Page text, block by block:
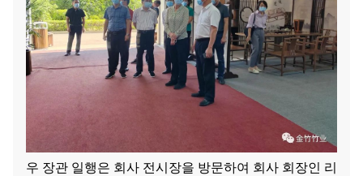
우 장관 일행은 회사 전시장을 방문하여 회사 회장인 리